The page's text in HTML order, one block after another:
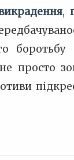
,
просто